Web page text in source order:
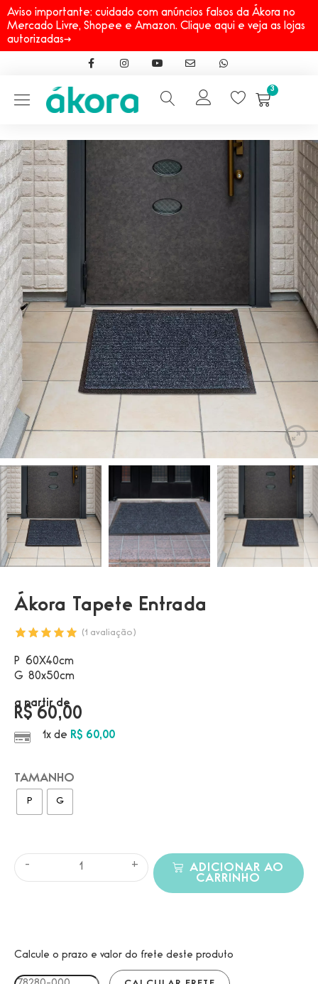
Aviso importante: cuidado com anúncios falsos da Ákora no
Mercado Livre, Shopee e Amazon. Clique aqui e veja as lojas
autorizadas→
3
Início → Linhas → Daxxen
Ákora Tapete Entrada
(1 avaliação)
P 60X40cm
G 80x50cm
a partir de
R$ 60,00
1x de R$ 60,00
TAMANHO
P G
- +
ADICIONAR AO
CARRINHO
Calcule o prazo e valor do frete deste produto